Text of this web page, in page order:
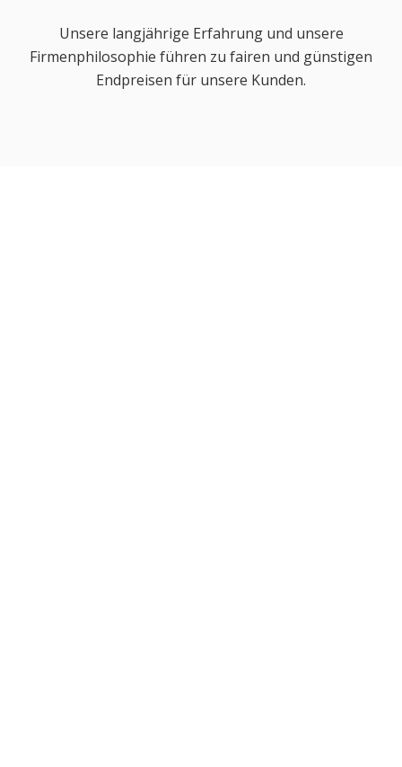
Unsere langjährige Erfahrung und unsere
Firmenphilosophie führen zu fairen und günstigen
Endpreisen für unsere Kunden.